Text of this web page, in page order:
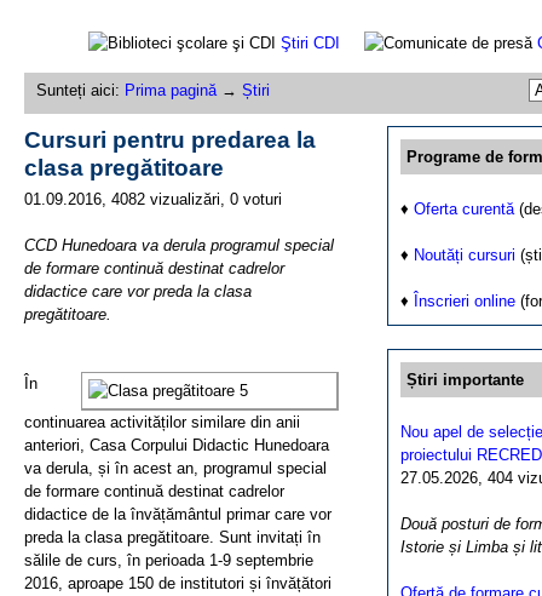
Ştiri CDI
Sunteți aici: Prima pagină→ Știri
Programe de
♦ Oferta curentă
♦ Noutăți cursuri
♦ Înscrieri online
Știri importante
Nou apel de
proiectului RECRED
27.05.2026, 404
Două posturi de
Istorie și Limba și
Cursuri pentru predarea la
clasa pregătitoare
01.09.2016, 4082 vizualizări, 0 voturi
CCD Hunedoara va derula programul special
de formare continuă destinat cadrelor
didactice care vor preda la clasa
pregătitoare.
În
continuarea activităților similare din anii
anteriori, Casa Corpului Didactic Hunedoara
va derula, și în acest an, programul special
de formare continuă destinat cadrelor
didactice de la învățământul primar care vor
preda la clasa pregătitoare. Sunt invitați în
sălile de curs, în perioada 1-9 septembrie
2016, aproape 150 de institutori și învățători